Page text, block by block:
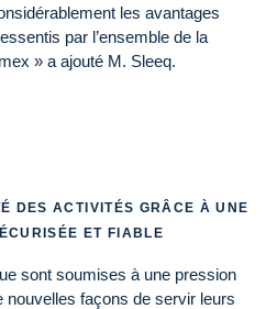
les avantages
par l’ensemble de la
» a ajouté M. Sleeq.
DES ACTIVITÉS GRÂCE À UNE
ET FIABLE
sont soumises à une pression
nouvelles façons de servir leurs